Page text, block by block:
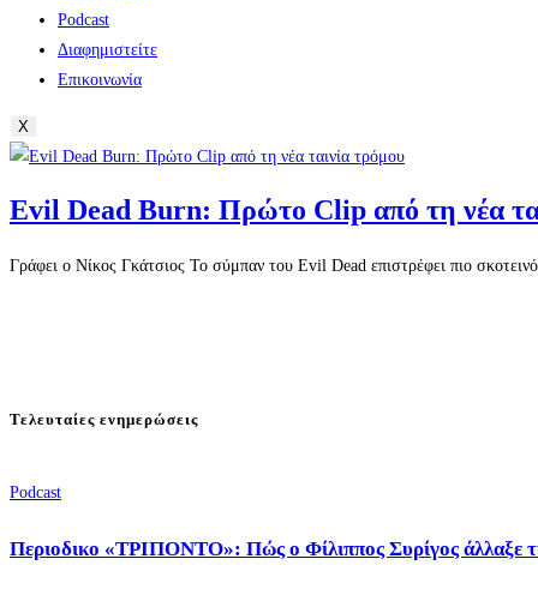
Podcast
Διαφημιστείτε
Επικοινωνία
X
Evil Dead Burn: Πρώτο Clip από τη νέα
Γράφει ο Νίκος Γκάτσιος Το σύμπαν του Evil Dead επιστρέφει πιο
Τελευταίες ενημερώσεις
Podcast
Περιοδικο «ΤΡΙΠΟΝΤΟ»: Πώς ο Φίλιππος Συρίγος άλλαξε